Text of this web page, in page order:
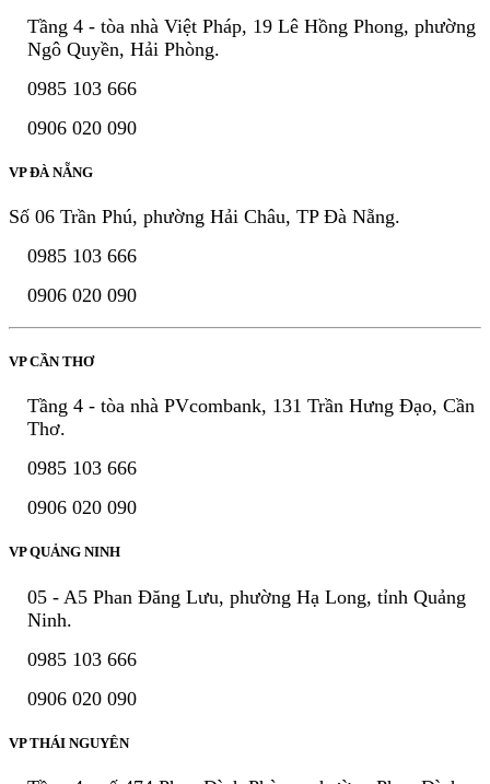
Tầng 4 - tòa nhà Việt Pháp, 19 Lê Hồng Phong, phường
Ngô Quyền, Hải Phòng.
0985 103 666
0906 020 090
VP ĐÀ NẴNG
Số 06 Trần Phú, phường Hải Châu, TP Đà Nẵng.
0985 103 666
0906 020 090
VP CẦN THƠ
Tầng 4 - tòa nhà PVcombank, 131 Trần Hưng Đạo, Cần
Thơ.
0985 103 666
0906 020 090
VP QUẢNG NINH
05 - A5 Phan Đăng Lưu, phường Hạ Long, tỉnh Quảng
Ninh.
0985 103 666
0906 020 090
VP THÁI NGUYÊN